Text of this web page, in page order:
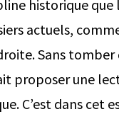
historique que
actuels,
Sans
proposer une
C’est dans cet